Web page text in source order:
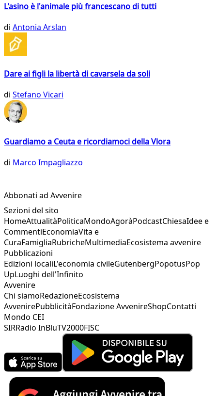
L'asino è l'animale più francescano di tutti
di Antonia Arslan
Dare ai figli la libertà di cavarsela da soli
di Stefano Vicari
Guardiamo a Ceuta e ricordiamoci della Vlora
di Marco Impagliazzo
Abbonati ad Avvenire
Sezioni del sito
HomeAttualitàPoliticaMondoAgoràPodcastChiesaIdee e
CommentiEconomiaVita e
CuraFamigliaRubricheMultimediaEcosistema avvenire
Pubblicazioni
Edizioni localiL'economia civileGutenbergPopotusPop
UpLuoghi dell'Infinito
Avvenire
Chi siamoRedazioneEcosistema
AvvenirePubblicitàFondazione AvvenireShopContatti
Mondo CEI
SIRRadio InBluTV2000FISC